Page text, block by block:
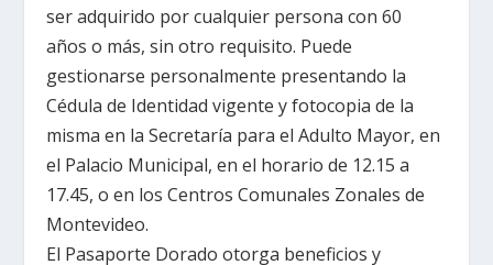
ser adquirido por cualquier persona con 60
años o más, sin otro requisito. Puede
gestionarse personalmente presentando la
Cédula de Identidad vigente y fotocopia de la
misma en la Secretaría para el Adulto Mayor, en
el Palacio Municipal, en el horario de 12.15 a
17.45, o en los Centros Comunales Zonales de
Montevideo.
El Pasaporte Dorado otorga beneficios y